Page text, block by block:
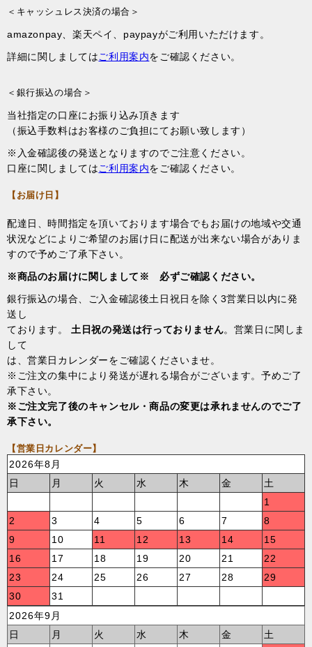
＜キャッシュレス決済の場合＞
amazonpay、楽天ペイ、paypayがご利用いただけます。
詳細に関しましてはご利用案内をご確認ください。
＜銀行振込の場合＞
当社指定の口座にお振り込み頂きます
（振込手数料はお客様のご負担にてお願い致します）
※入金確認後の発送となりますのでご注意ください。
口座に関しましてはご利用案内をご確認ください。
【お届け日】
配達日、時間指定を頂いております場合でもお届けの地域や交通
状況などによりご希望のお届け日に配送が出来ない場合がありま
すので予めご了承下さい。
※商品のお届けに関しまして※ 必ずご確認ください。
銀行振込の場合、ご入金確認後土日祝日を除く3営業日以内に発
送し
ております。 土日祝の発送は行っておりません。営業日に関しま
して
は、営業日カレンダーをご確認くださいませ。
※ご注文の集中により発送が遅れる場合がございます。予めご了
承下さい。
※ご注文完了後のキャンセル・商品の変更は承れませんのでご了
承下さい。
【営業日カレンダー】
2026年8月
日
月 火 水 木 金
土
1
2
3 4 5 6 7
8
9
10 11 12 13 14
15
16
17 18 19 20 21
22
23
24 25 26 27 28
29
30
31
2026年9月
日
月 火 水 木 金
土